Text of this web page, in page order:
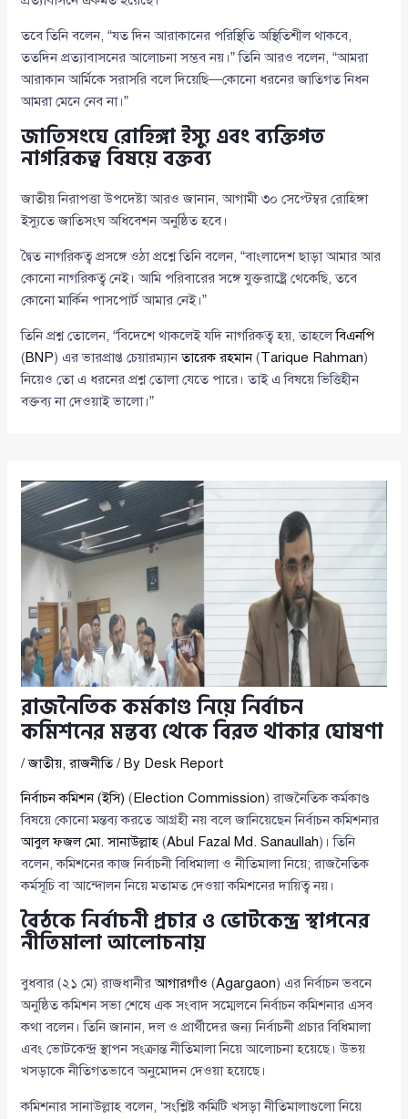
তবে তিনি বলেন, “যত দিন আরাকানের পরিস্থিতি অস্থিতিশীল থাকবে,
ততদিন প্রত্যাবাসনের আলোচনা সম্ভব নয়।” তিনি আরও বলেন, “আমরা
আরাকান আর্মিকে সরাসরি বলে দিয়েছি—কোনো ধরনের জাতিগত নিধন
আমরা মেনে নেব না।”
জাতিসংঘে রোহিঙ্গা ইস্যু এবং ব্যক্তিগত
নাগরিকত্ব বিষয়ে বক্তব্য
জাতীয় নিরাপত্তা উপদেষ্টা আরও জানান, আগামী ৩০ সেপ্টেম্বর রোহিঙ্গা
ইস্যুতে জাতিসংঘ অধিবেশন অনুষ্ঠিত হবে।
দ্বৈত নাগরিকত্ব প্রসঙ্গে ওঠা প্রশ্নে তিনি বলেন, “বাংলাদেশ ছাড়া আমার আর
কোনো নাগরিকত্ব নেই। আমি পরিবারের সঙ্গে যুক্তরাষ্ট্রে থেকেছি, তবে
কোনো মার্কিন পাসপোর্ট আমার নেই।”
তিনি প্রশ্ন তোলেন, “বিদেশে থাকলেই যদি নাগরিকত্ব হয়, তাহলেবিএনপি
(BNP) এর ভারপ্রাপ্ত চেয়ারম্যানতারেক রহমান(Tarique Rahman)
নিয়েও তো এ ধরনের প্রশ্ন তোলা যেতে পারে। তাই এ বিষয়ে ভিত্তিহীন
বক্তব্য না দেওয়াই ভালো।”
রাজনৈতিক কর্মকাণ্ড নিয়ে নির্বাচন
কমিশনের মন্তব্য থেকে বিরত থাকার ঘোষণা
/জাতীয়,রাজনীতি/ By Desk Report
নির্বাচন কমিশন (ইসি) ( Election Commission) রাজনৈতিক কর্মকাণ্ড
বিষয়ে কোনো মন্তব্য করতে আগ্রহী নয় বলে জানিয়েছেন নির্বাচন কমিশনার
আবুল ফজল মো. সানাউল্লাহ (Abul Fazal Md. Sanaullah)। তিনি
বলেন, কমিশনের কাজ নির্বাচনী বিধিমালা ও নীতিমালা নিয়ে; রাজনৈতিক
কর্মসূচি বা আন্দোলন নিয়ে মতামত দেওয়া কমিশনের দায়িত্ব নয়।
বৈঠকে নির্বাচনী প্রচার ও ভোটকেন্দ্র স্থাপনের
নীতিমালা আলোচনায়
বুধবার (২১ মে) রাজধানীরআগারগাঁও (Agargaon) এর নির্বাচন ভবনে
অনুষ্ঠিত কমিশন সভা শেষে এক সংবাদ সম্মেলনে নির্বাচন কমিশনার এসব
কথা বলেন। তিনি জানান, দল ও প্রার্থীদের জন্য নির্বাচনী প্রচার বিধিমালা
এবং ভোটকেন্দ্র স্থাপন সংক্রান্ত নীতিমালা নিয়ে আলোচনা হয়েছে। উভয়
খসড়াকে নীতিগতভাবে অনুমোদন দেওয়া হয়েছে।
কমিশনার সানাউল্লাহ বলেন, ‘সংশ্লিষ্ট কমিটি খসড়া নীতিমালাগুলো নিয়ে